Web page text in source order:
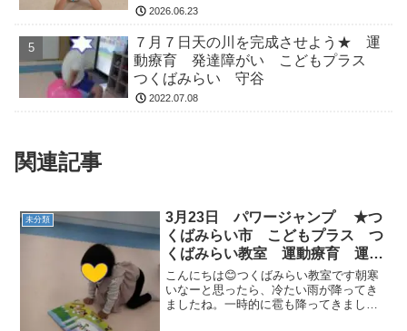
2026.06.23
７月７日天の川を完成させよう★ 運
動療育 発達障がい こどもプラス
つくばみらい 守谷
2022.07.08
関連記事
未分類
3月23日 パワージャンプ ★つ
くばみらい市 こどもプラス つ
くばみらい教室 運動療育 運動
遊び 放課後等デイサービス 受
給者証
こんにちは😊つくばみらい教室です朝寒
いなーと思ったら、冷たい雨が降ってき
ましたね。一時的に雹も降ってきました